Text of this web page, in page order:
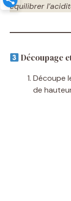
équilibrer
Découpage
Découpe
de